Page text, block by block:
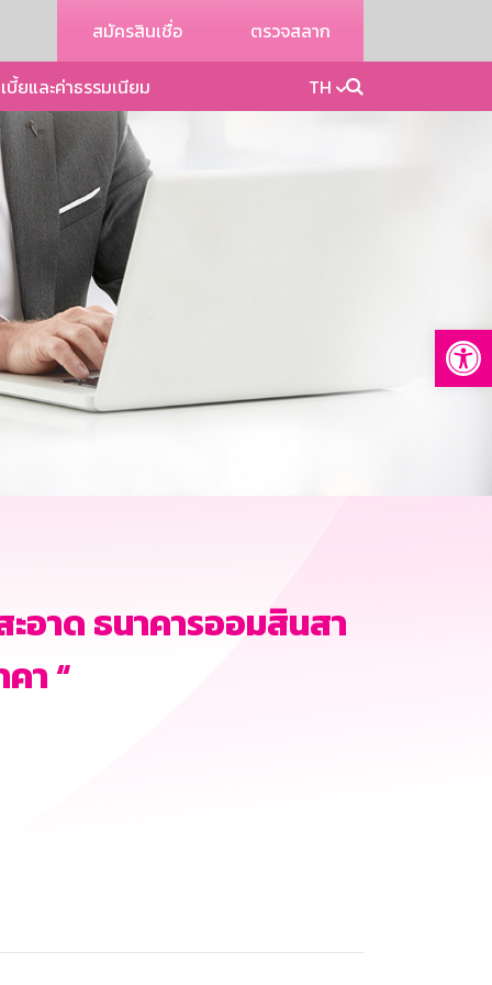
สมัครสินเชื่อ ตรวจสลาก
บี้ยและค่าธรรมเนียม TH
อาด ธนาคารออมสินสา
า “